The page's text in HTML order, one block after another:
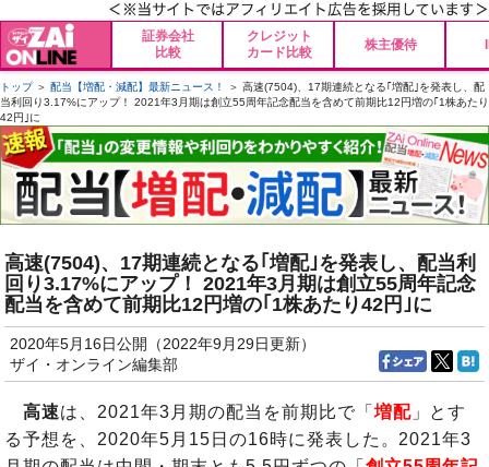
証券会社
比較
クレジット
カード比較
株主優待
トップ＞ 配当【増配・減配】最新ニュース！
＞ 高速(7504)、17期連続となる｢増配｣を発表し、配
当利回り3.17%にアップ！ 2021年3月期は創立55周年記念配当を含めて前期比12円増の｢1株あたり
42円｣に
高速(7504)、17期連続となる｢増配｣を発表し、配当利
回り3.17%にアップ！ 2021年3月期は創立55周年記念
配当を含めて前期比12円増の｢1株あたり42円｣に
2020年5月16日公開（2022年9月29日更新）
ザイ・オンライン編集部
高速は、2021年3月期の配当を前期比で「 増配」とす
る予想を、2020年5月15日の16時に発表した。2021年3